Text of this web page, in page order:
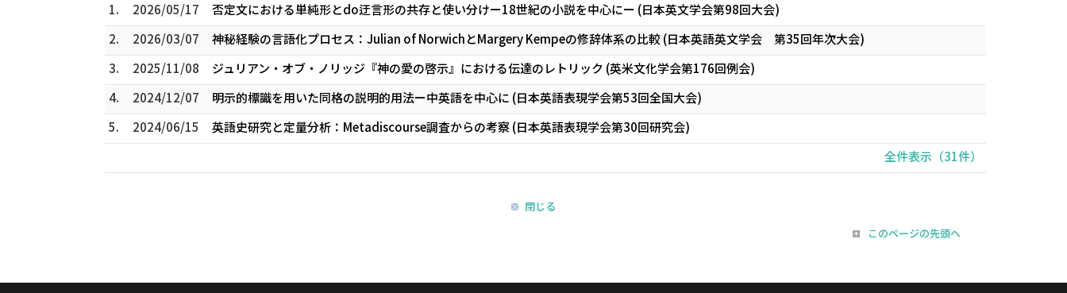
1.
2026/05/17
否定文における単純形とdo迂言形の共存と使い分けー18世紀の小説を中心にー (日本英文学会第98回大会)
2.
2026/03/07
神秘経験の言語化プロセス：Julian of NorwichとMargery Kempeの修辞体系の比較 (日本英語英文学会 第35回年次大会)
3.
2025/11/08
ジュリアン・オブ・ノリッジ『神の愛の啓示』における伝達のレトリック (英米文化学会第176回例会)
4.
2024/12/07
明示的標識を用いた同格の説明的用法ー中英語を中心に (日本英語表現学会第53回全国大会)
5.
2024/06/15
英語史研究と定量分析：Metadiscourse調査からの考察 (日本英語表現学会第30回研究会)
全件表示（31件）
閉じる
このページの先頭へ